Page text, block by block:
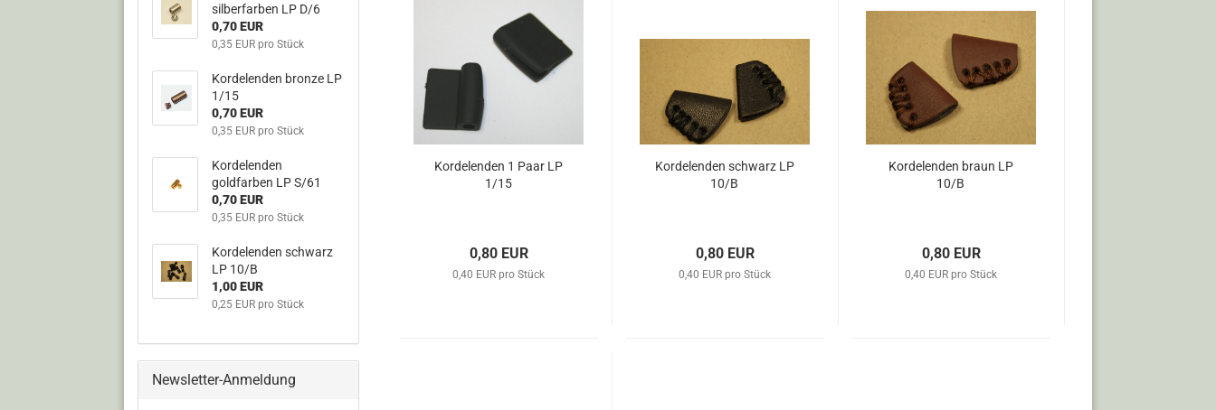
Kordelenden 1 Paar LP
1/15
0,80 EUR
0,40 EUR pro Stück
Kordelenden schwarz LP
10/B
0,80 EUR
0,40 EUR pro Stück
Kordelenden braun LP
10/B
0,80 EUR
0,40 EUR pro Stück
silberfarben LP D/6
0,70 EUR
0,35 EUR pro Stück
Kordelenden bronze LP
1/15
0,70 EUR
0,35 EUR pro Stück
Kordelenden
goldfarben LP S/61
0,70 EUR
0,35 EUR pro Stück
Kordelenden schwarz
LP 10/B
1,00 EUR
0,25 EUR pro Stück
Newsletter-Anmeldung